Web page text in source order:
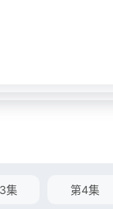
集 第4集